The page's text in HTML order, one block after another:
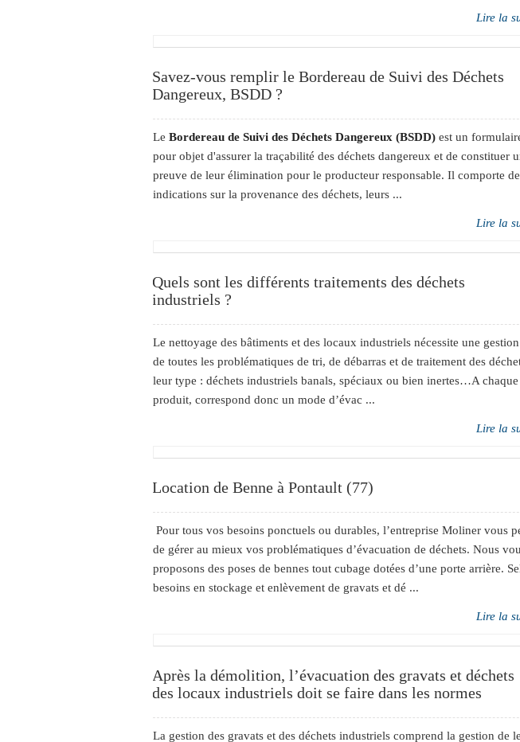
Lire la
Savez-vous remplir le Bordereau de Suivi des Déchets
Dangereux, BSDD ?
Le Bordereau de Suivi des Déchets Dangereux (BSDD) est un
pour objet d'assurer la traçabilité des déchets dangereux et de constituer
preuve de leur élimination pour le producteur responsable. Il comporte
indications sur la provenance des déchets, leurs ...
Lire la
Quels sont les différents traitements des déchets
industriels ?
Le nettoyage des bâtiments et des locaux industriels nécessite une
de toutes les problématiques de tri, de débarras et de traitement des
leur type : déchets industriels banals, spéciaux ou bien inertes…A chaque
produit, correspond donc un mode d’évac ...
Lire la
Location de Benne à Pontault (77)
Pour tous vos besoins ponctuels ou durables, l’entreprise Moliner vous
de gérer au mieux vos problématiques d’évacuation de déchets. Nous
proposons des poses de bennes tout cubage dotées d’une porte arrière.
besoins en stockage et enlèvement de gravats et dé ...
Lire la
Après la démolition, l’évacuation des gravats et déchets
des locaux industriels doit se faire dans les normes
La gestion des gravats et des déchets industriels comprend la gestion de